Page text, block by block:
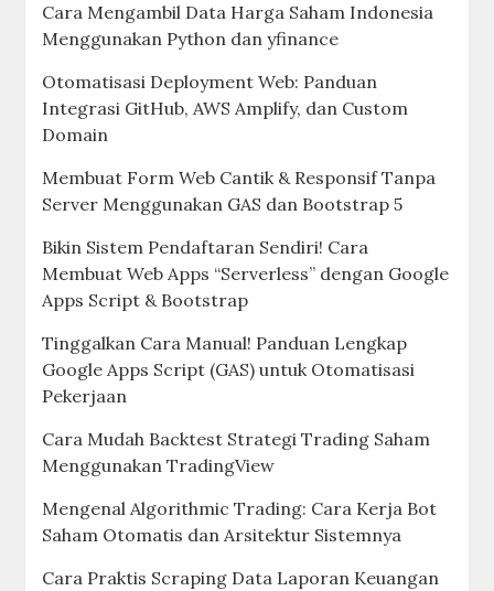
Cara Mengambil Data Harga Saham Indonesia
Menggunakan Python dan yfinance
Otomatisasi Deployment Web: Panduan
Integrasi GitHub, AWS Amplify, dan Custom
Domain
Membuat Form Web Cantik & Responsif Tanpa
Server Menggunakan GAS dan Bootstrap 5
Bikin Sistem Pendaftaran Sendiri! Cara
Membuat Web Apps “Serverless” dengan Google
Apps Script & Bootstrap
Tinggalkan Cara Manual! Panduan Lengkap
Google Apps Script (GAS) untuk Otomatisasi
Pekerjaan
Cara Mudah Backtest Strategi Trading Saham
Menggunakan TradingView
Mengenal Algorithmic Trading: Cara Kerja Bot
Saham Otomatis dan Arsitektur Sistemnya
Cara Praktis Scraping Data Laporan Keuangan